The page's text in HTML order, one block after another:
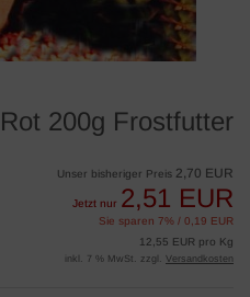
200g Frostfutter
Unser bisheriger Preis 2,70 EUR
Jetzt nur 2,51 EUR
Sie sparen 7% / 0,19 EUR
12,55 EUR pro Kg
inkl. 7 % MwSt. zzgl. Versandkosten